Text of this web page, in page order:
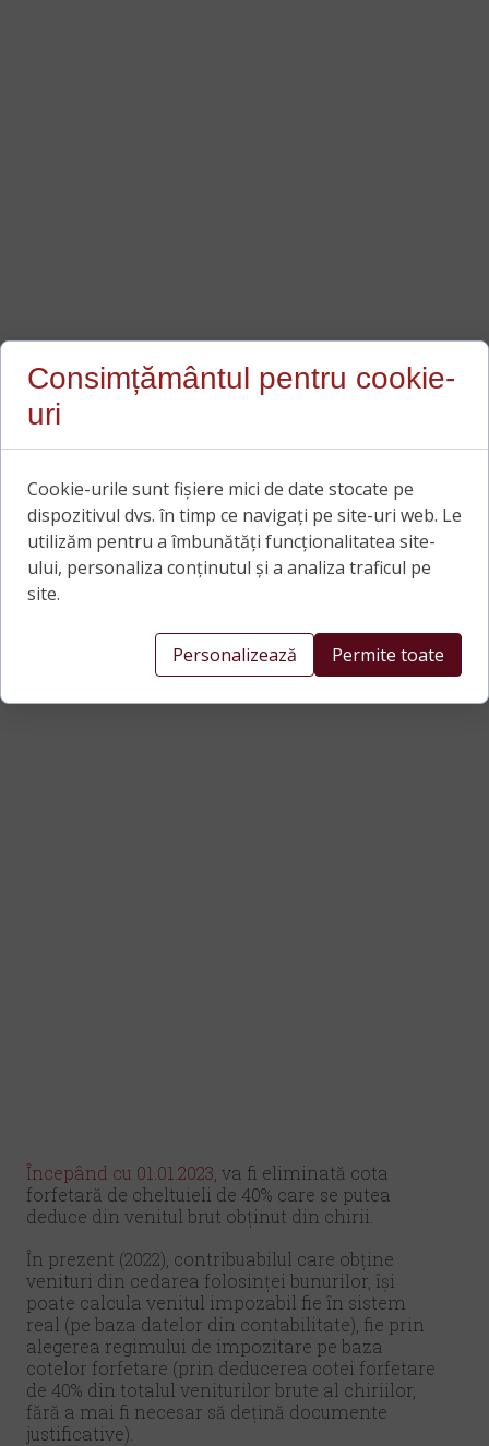
Începând cu 01.01.2023 , va fi eliminată cota
forfetară de cheltuieli de 40% care se putea
deduce din venitul brut obținut din chirii.
În prezent (2022), contribuabilul care obține
venituri din cedarea folosinței bunurilor, își
poate calcula venitul impozabil fie în sistem
real (pe baza datelor din contabilitate), fie prin
alegerea regimului de impozitare pe baza
cotelor forfetare (prin deducerea cotei forfetare
de 40% din totalul veniturilor brute al chiriilor,
fără a mai fi necesar să dețină documente
justificative).
Consimțământul pentru cookie-
uri
Cookie-urile sunt fișiere mici de date stocate pe
dispozitivul dvs. în timp ce navigați pe site-uri web. Le
utilizăm pentru a îmbunătăți funcționalitatea site-
ului, personaliza conținutul și a analiza traficul pe
site.
Personalizează Permite toate